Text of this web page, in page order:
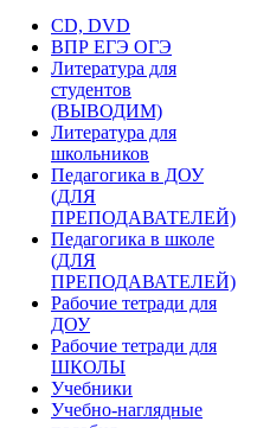
CD, DVD
ВПР ЕГЭ ОГЭ
Литература для
студентов
(ВЫВОДИМ)
Литература для
школьников
Педагогика в ДОУ
(ДЛЯ
ПРЕПОДАВАТЕЛЕЙ)
Педагогика в школе
(ДЛЯ
ПРЕПОДАВАТЕЛЕЙ)
Рабочие тетради для
ДОУ
Рабочие тетради для
ШКОЛЫ
Учебники
Учебно-наглядные